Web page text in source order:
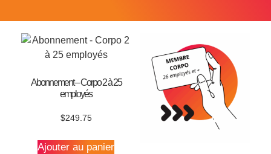
Abonnement – Corpo 2 à 25
employés
$249.75
Ajouter au panier